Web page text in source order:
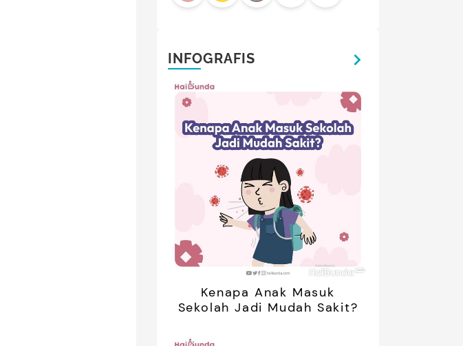
INFOGRAFIS
Kenapa Anak Masuk
Sekolah Jadi Mudah Sakit?